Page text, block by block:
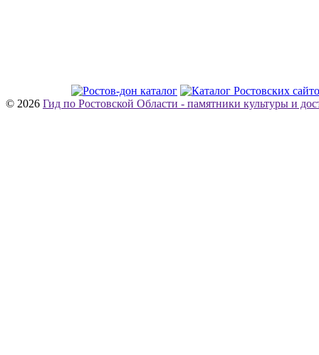
© 2026 Гид по Ростовской Области - памятники культуры и